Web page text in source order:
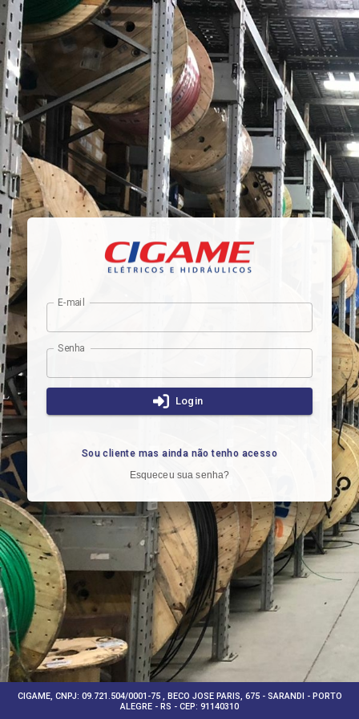
E-mail
Senha
Login
Sou cliente mas ainda não tenho acesso
Esqueceu sua senha?
CIGAME, CNPJ: 09.721.504/0001-75 , BECO JOSE PARIS, 675 - SARANDI - PORTO
ALEGRE - RS - CEP: 91140310